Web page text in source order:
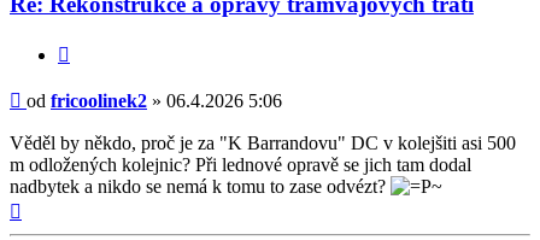
Příspěvek
od fricoolinek2 » 06.4.2026 5:06
Věděl by někdo, proč je za "K Barrandovu" DC v kolejšiti asi 500
m odložených kolejnic? Při lednové opravě se jich tam dodal
nadbytek a nikdo se nemá k tomu to zase odvézt?